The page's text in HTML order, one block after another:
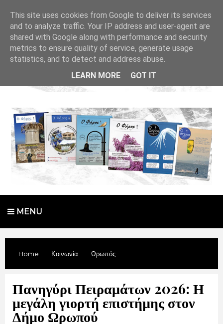
MENU
Home Κοινωνία Ωρωπός
Πανηγύρι Πειραμάτων 2026: Η
μεγάλη γιορτή επιστήμης στον
Δήμο Ωρωπού
This site uses cookies from Google to deliver its services
and to analyze traffic. Your IP address and user-agent are
shared with Google along with performance and security
metrics to ensure quality of service, generate usage
statistics, and to detect and address abuse.
LEARN MORE
GOT IT